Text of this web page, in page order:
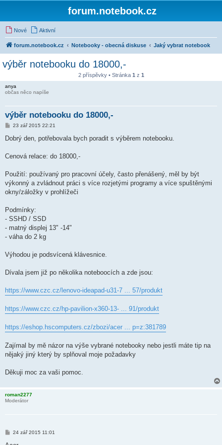
forum.notebook.cz
Nové Aktivní
forum.notebook.cz Notebooky - obecná diskuse Jaký vybrat notebook
výběr notebooku do 18000,-
2 příspěvky • Stránka 1 z 1
anya
občas něco napíše
výběr notebooku do 18000,-
P
í
ě
k
23 zář 2015 22:21
Dobrý den, potřebovala bych poradit s výběrem notebooku.
Cenová relace: do 18000,-
Použití: používaný pro pracovní účely, často přenášený, měl by být
výkonný a zvládnout práci s více rozjetými programy a více spuštěnými
okny/záložky v prohlížeči
Podmínky:
- SSHD / SSD
- matný displej 13" -14"
- váha do 2 kg
Výhodou je podsvícená klávesnice.
Dívala jsem již po několika noteboocích a zde jsou:
https://www.czc.cz/lenovo-ideapad-u31-7 ... 57/produkt
https://www.czc.cz/hp-pavilion-x360-13- ... 91/produkt
https://eshop.hscomputers.cz/zbozi/acer ... p=z:381789
Zajímal by mě názor na výše vybrané notebooky nebo jestli máte tip na
nějaký jiný který by splňoval moje požadavky
Děkuji moc za vaši pomoc.
roman2277
Moderátor
P
í
24 zář 2015 11:01